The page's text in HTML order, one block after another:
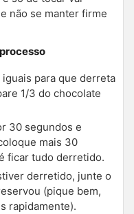
não se manter firme
para que derreta
1/3 do chocolate
30 segundos e
mais 30
ficar tudo derretido.
derretido, junte o
(pique bem,
rapidamente).